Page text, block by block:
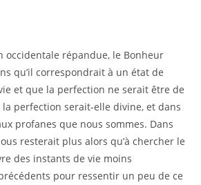
occidentale répandue, le Bonheur
qu’il correspondrait à un état de
et que la perfection ne serait être de
perfection serait-elle divine, et dans
profanes que nous sommes. Dans
resterait plus alors qu’à chercher le
des instants de vie moins
pour ressentir un peu de ce